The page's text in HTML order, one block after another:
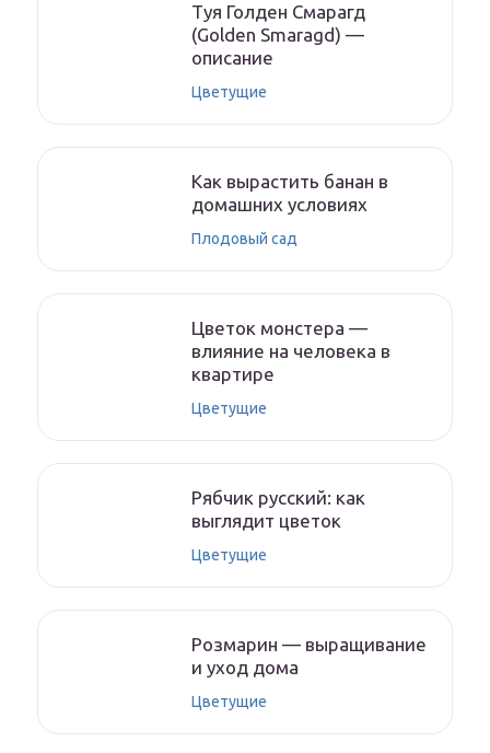
Туя Голден Смарагд
(Golden Smaragd) —
описание
Цветущие
Как вырастить банан в
домашних условиях
Плодовый сад
Цветок монстера —
влияние на человека в
квартире
Цветущие
Рябчик русский: как
выглядит цветок
Цветущие
Розмарин — выращивание
и уход дома
Цветущие